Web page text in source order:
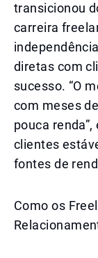
transicionou
carreira
diretas com
sucesso. “O
com meses
pouca
clientes
fontes de
Como os